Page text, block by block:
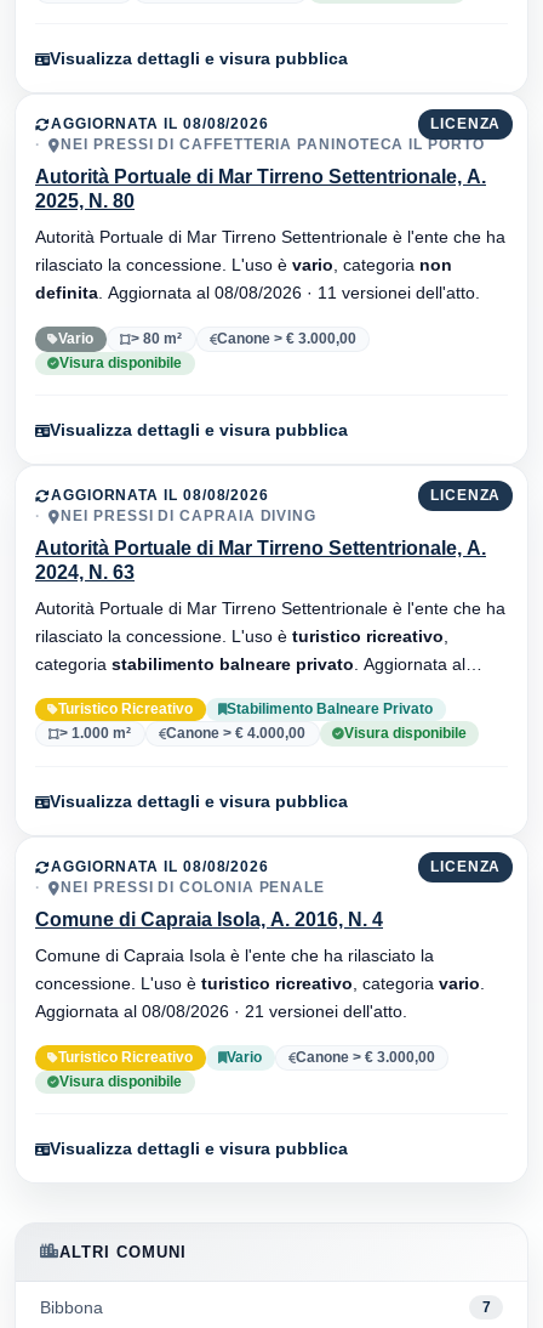
ALTRI COMUNI
Bibbona 7
Visualizza dettagli e visura pubblica
LICENZA
AGGIORNATA IL 08/08/2026
NEI PRESSI DI CAFFETTERIA PANINOTECA IL PORTO
Autorità Portuale di Mar Tirreno Settentrionale, A.
2025, N. 80
Autorità Portuale di Mar Tirreno Settentrionale è l'ente che ha
rilasciato la concessione. L'uso è vario , categoria non
definita
. Aggiornata al 08/08/2026 · 11 versionei dell'atto.
Vario > 80 m²
Canone > € 3.000,00
Visura disponibile
Visualizza dettagli e visura pubblica
LICENZA
AGGIORNATA IL 08/08/2026
NEI PRESSI DI CAPRAIA DIVING
Autorità Portuale di Mar Tirreno Settentrionale, A.
2024, N. 63
Autorità Portuale di Mar Tirreno Settentrionale è l'ente che ha
rilasciato la concessione. L'uso è turistico ricreativo
categoria stabilimento balneare privato
Turistico Ricreativo
Stabilimento Balneare Privato
> 1.000 m²
Canone > € 4.000,00 Visura disponibile
Visualizza dettagli e visura pubblica
LICENZA
AGGIORNATA IL 08/08/2026
NEI PRESSI DI COLONIA PENALE
Comune di Capraia Isola, A. 2016, N. 4
Comune di Capraia Isola è l'ente che ha rilasciato la
concessione. L'uso è turistico ricreativo , categoria vario
Aggiornata al 08/08/2026 · 21 versionei dell'atto.
Turistico Ricreativo Vario
Canone > € 3.000,00
Visura disponibile
Visualizza dettagli e visura pubblica